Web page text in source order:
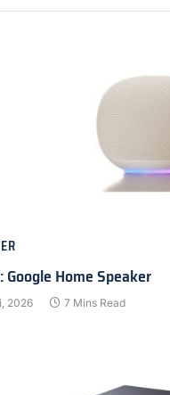
Google Home Speaker
2026 7 Mins Read